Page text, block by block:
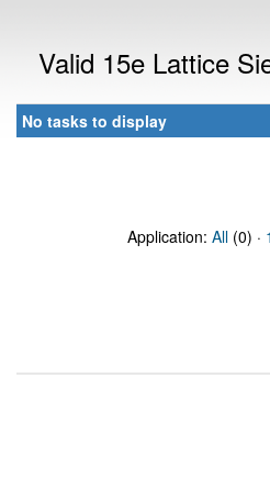
Valid 15e Lattice
No tasks to display
Application: All (0) ·